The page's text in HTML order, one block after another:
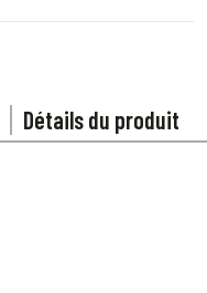
Détails du produit